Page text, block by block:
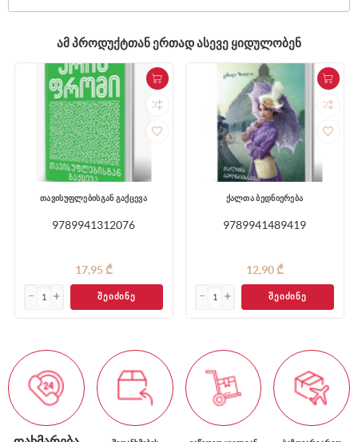
ᲐᲛ ᲞᲠᲝᲓᲣᲥᲢᲗᲐᲜ ᲔᲠᲗᲐᲓ ᲐᲡᲔᲕᲔ ᲧᲘᲓᲣᲚᲝᲑᲔᲜ
თავისუფლებისგან გაქცევა
9789941312076
17,95 ₾
ᲨᲔᲘᲫᲘᲜᲔ
ქალთა ბედნიერება
9789941489419
12,90 ₾
ᲨᲔᲘᲫᲘᲜᲔ